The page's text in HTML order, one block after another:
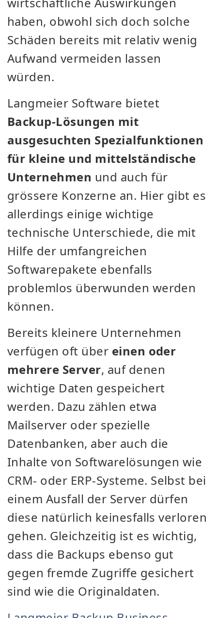
haben, obwohl sich doch solche
Schäden bereits mit relativ wenig
Aufwand vermeiden lassen
würden.
Langmeier Software bietet
Backup-Lösungen mit
ausgesuchten Spezialfunktionen
für kleine und mittelständische
Unternehmen und auch für
grössere Konzerne an. Hier gibt es
allerdings einige wichtige
technische Unterschiede, die mit
Hilfe der umfangreichen
Softwarepakete ebenfalls
problemlos überwunden werden
können.
Bereits kleinere Unternehmen
verfügen oft über einen oder
mehrere Server, auf denen
wichtige Daten gespeichert
werden. Dazu zählen etwa
Mailserver oder spezielle
Datenbanken, aber auch die
Inhalte von Softwarelösungen wie
CRM- oder ERP-Systeme. Selbst bei
einem Ausfall der Server dürfen
diese natürlich keinesfalls verloren
gehen. Gleichzeitig ist es wichtig,
dass die Backups ebenso gut
gegen fremde Zugriffe gesichert
sind wie die Originaldaten.